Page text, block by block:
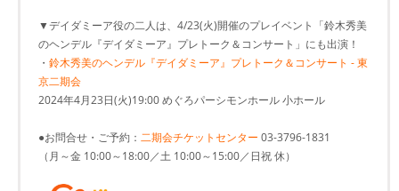
▼デイダミーア役の二人は、4/23(火)開催のプレイベント「鈴木秀美
のヘンデル『デイダミーア』プレトーク＆コンサート」にも出演！
・ 鈴木秀美のヘンデル『デイダミーア』プレトーク＆コンサート - 東
京二期会
2024年4月23日(火)19:00 めぐろパーシモンホール 小ホール
●お問合せ・ご予約： 二期会チケットセンター 03-3796-1831
（月～金 10:00～18:00／土 10:00～15:00／日祝 休）